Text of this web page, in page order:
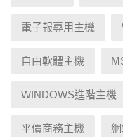
電子報專用主機
自由軟體主機
WINDOWS進階主機
平價商務主機